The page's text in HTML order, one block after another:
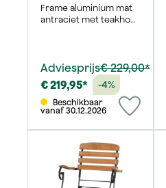
Frame aluminium mat
antraciet met teakhout
Adviesprijs€ 229,00*
€ 219,95*
-4%
vanaf 30.12.2026